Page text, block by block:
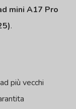
mini A17 Pro
.
più vecchi